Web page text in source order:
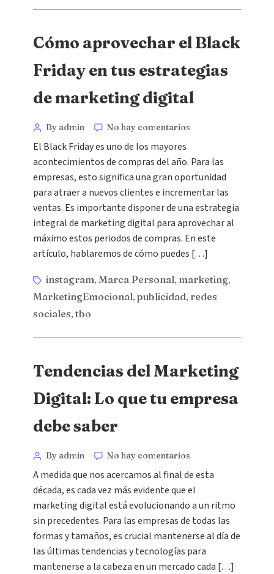
Cómo aprovechar el Black
Friday en tus estrategias
de marketing digital
By admin No hay comentarios
El Black Friday es uno de los mayores
acontecimientos de compras del año. Para las
empresas, esto significa una gran oportunidad
para atraer a nuevos clientes e incrementar las
ventas. Es importante disponer de una estrategia
integral de marketing digital para aprovechar al
máximo estos periodos de compras. En este
artículo, hablaremos de cómo puedes […]
instagram,Marca Personal, marketing,
MarketingEmocional,publicidad, redes
sociales,tbo
Tendencias del Marketing
Digital: Lo que tu empresa
debe saber
By admin No hay comentarios
A medida que nos acercamos al final de esta
década, es cada vez más evidente que el
marketing digital está evolucionando a un ritmo
sin precedentes. Para las empresas de todas las
formas y tamaños, es crucial mantenerse al día de
las últimas tendencias y tecnologías para
mantenerse a la cabeza en un mercado cada […]